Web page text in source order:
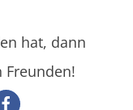
hat, dann